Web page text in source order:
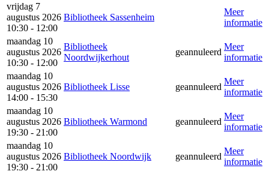
vrijdag 7
augustus 2026
10:30 - 12:00
Bibliotheek Sassenheim
Meer
informatie
maandag 10
augustus 2026
10:30 - 12:00
Bibliotheek
Noordwijkerhout
geannuleerd
Meer
informatie
maandag 10
augustus 2026
14:00 - 15:30
Bibliotheek Lisse geannuleerd
Meer
informatie
maandag 10
augustus 2026
19:30 - 21:00
Bibliotheek Warmond geannuleerd
Meer
informatie
maandag 10
augustus 2026
19:30 - 21:00
Bibliotheek Noordwijk geannuleerd
Meer
informatie